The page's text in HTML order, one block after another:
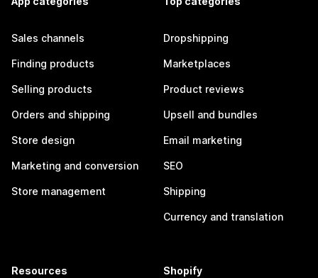
Sales channels
Finding products
Selling products
Orders and shipping
Store design
Marketing and conversion
Store management
Dropshipping
Marketplaces
Product reviews
Upsell and bundles
Email marketing
SEO
Shipping
Currency and translation
Resources Shopify